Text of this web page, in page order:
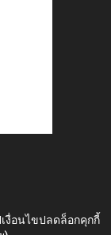
งื่อนไขปลดล็อกคุกกี้